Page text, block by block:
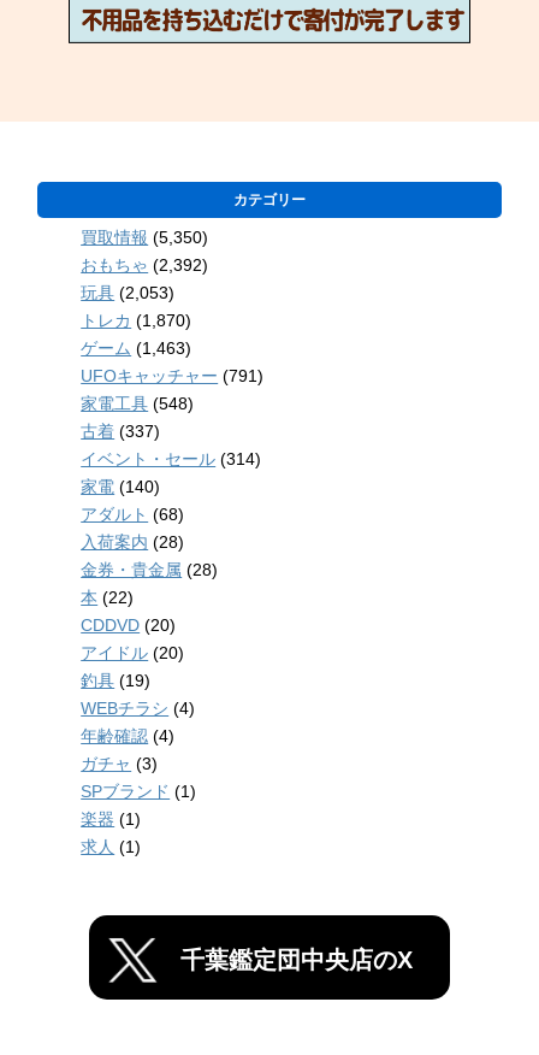
カテゴリー
買取情報 (5,350)
おもちゃ (2,392)
玩具 (2,053)
トレカ (1,870)
ゲーム (1,463)
UFOキャッチャー (791)
家電工具 (548)
古着 (337)
イベント・セール (314)
家電 (140)
アダルト (68)
入荷案内 (28)
金券・貴金属 (28)
本 (22)
CDDVD (20)
アイドル (20)
釣具 (19)
WEBチラシ (4)
年齢確認 (4)
ガチャ (3)
SPブランド (1)
楽器 (1)
求人 (1)
千葉鑑定団中央店のX